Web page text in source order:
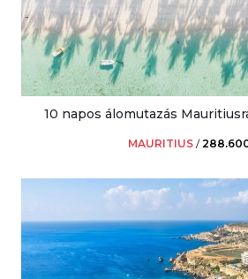
10 napos álomutazás
MAURITIUS /